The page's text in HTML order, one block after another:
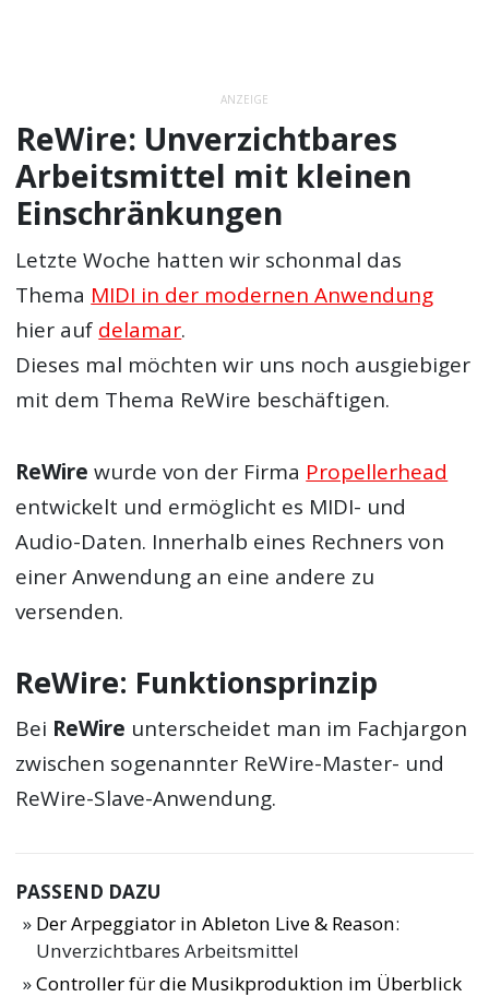
ANZEIGE
ReWire: Unverzichtbares
Arbeitsmittel mit kleinen
Einschränkungen
Letzte Woche hatten wir schonmal das
Thema MIDI in der modernen Anwendung
hier auf delamar.
Dieses mal möchten wir uns noch ausgiebiger
mit dem Thema ReWire beschäftigen.
ReWire wurde von der Firma Propellerhead
entwickelt und ermöglicht es MIDI- und
Audio-Daten. Innerhalb eines Rechners von
einer Anwendung an eine andere zu
versenden.
ReWire: Funktionsprinzip
Bei ReWire unterscheidet man im Fachjargon
zwischen sogenannter ReWire-Master- und
ReWire-Slave-Anwendung.
PASSEND DAZU
Der Arpeggiator in Ableton Live & Reason:
Unverzichtbares Arbeitsmittel
Controller für die Musikproduktion im Überblick